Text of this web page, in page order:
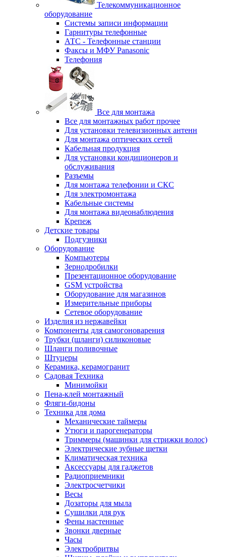
Телекоммуникационное
оборудование
Системы записи информации
Гарнитуры телефонные
АТС - Телефонные станции
Факсы и МФУ Panasonic
Телефония
Все для монтажа
Все для монтажных работ прочее
Для установки телевизионных антенн
Для монтажа оптических сетей
Кабельная продукция
Для установки кондиционеров и
обслуживания
Разъемы
Для монтажа телефонии и СКС
Для электромонтажа
Кабельные системы
Для монтажа видеонаблюдения
Крепеж
Детские товары
Подгузники
Оборудование
Компьютеры
Зернодробилки
Презентационное оборудование
GSM устройства
Оборудование для магазинов
Измерительные приборы
Сетевое оборудование
Изделия из нержавейки
Компоненты для самогоноварения
Трубки (шланги) силиконовые
Шланги поливочные
Штуцеры
Керамика, керамогранит
Садовая Техника
Минимойки
Пена-клей монтажный
Фляги-бидоны
Техника для дома
Механические таймеры
Утюги и парогенераторы
Триммеры (машинки для стрижки волос)
Электрические зубные щетки
Климатическая техника
Аксессуары для гаджетов
Радиоприемники
Электросчетчики
Весы
Дозаторы для мыла
Сушилки для рук
Фены настенные
Звонки дверные
Часы
Электробритвы